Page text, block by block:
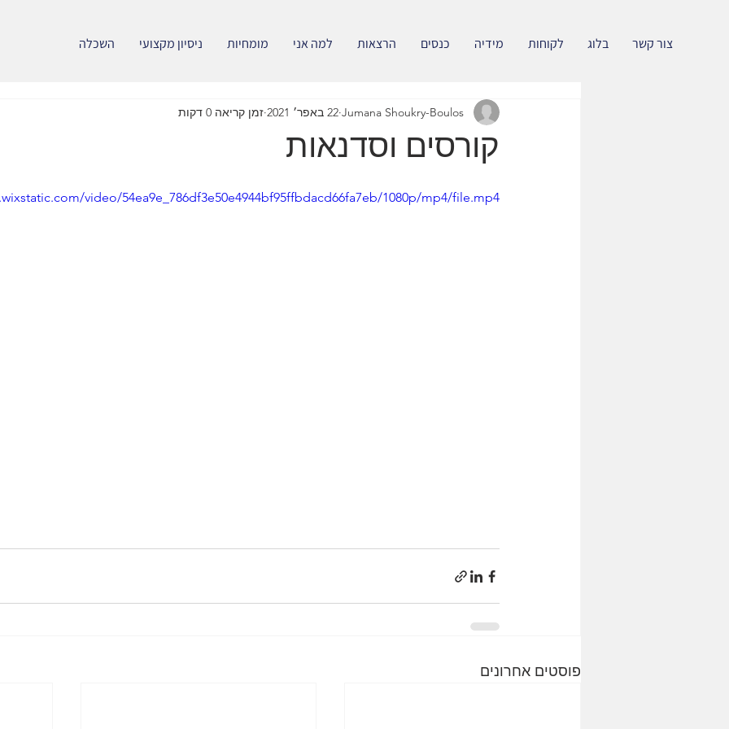
השכלה ניסיון מקצועי מומחיות למה אני הרצאות כנסים מידיה לקוחות בלוג צור קשר
קורסים וסדנאות
Jumana Shoukry-Boulos 22 באפר׳ 2021 זמן קריאה 0 דקות
video/54ea9e_786df3e50e4944bf95ffbdacd66fa7eb/1080p/mp4/file.mp4
פוסטים אחרונים